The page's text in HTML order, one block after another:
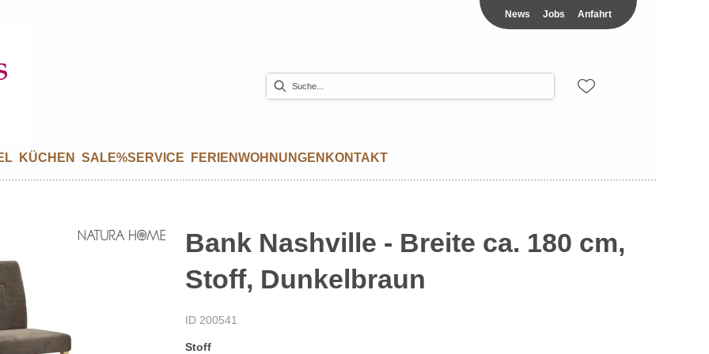
News Jobs Anfahrt
KÜCHEN SALE%SERVICE FERIENWOHNUNGEN KONTAKT
Bank Nashville - Breite ca. 180 cm,
Stoff, Dunkelbraun
ID 200541
Stoff